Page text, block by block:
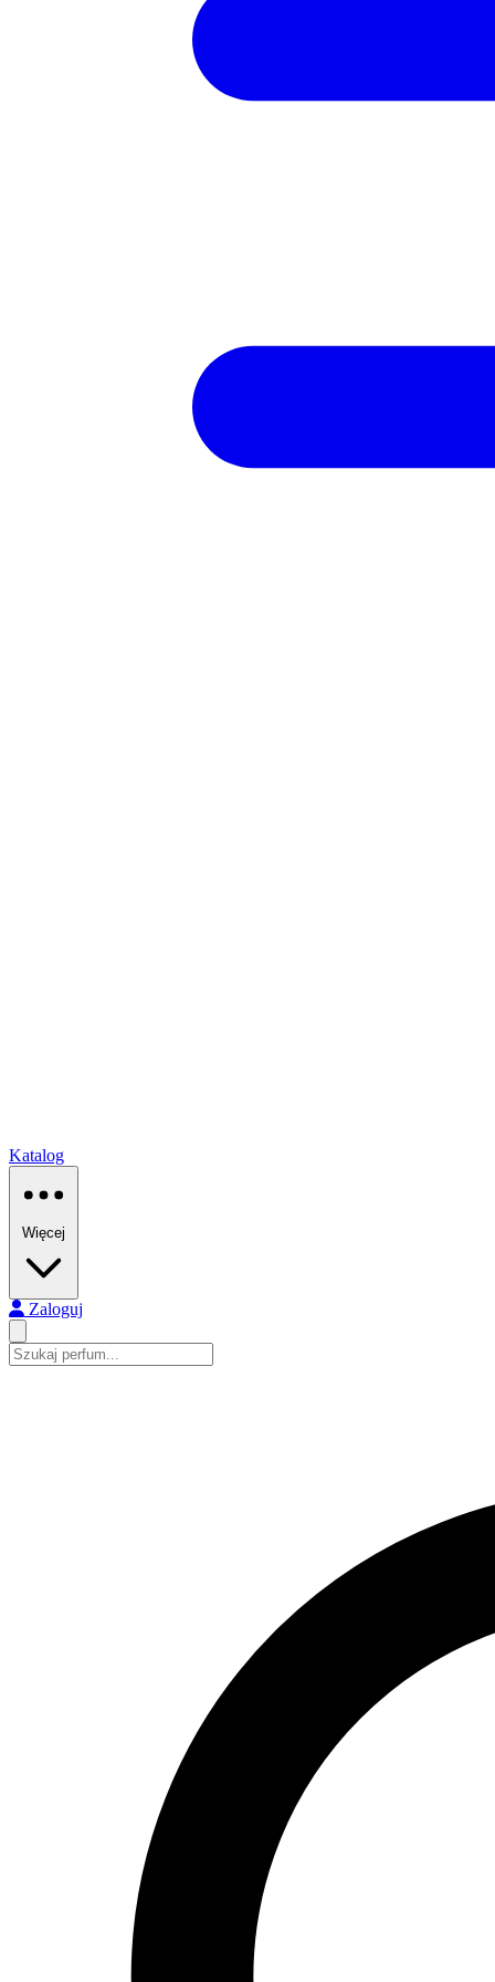
Katalog
Więcej
Zaloguj